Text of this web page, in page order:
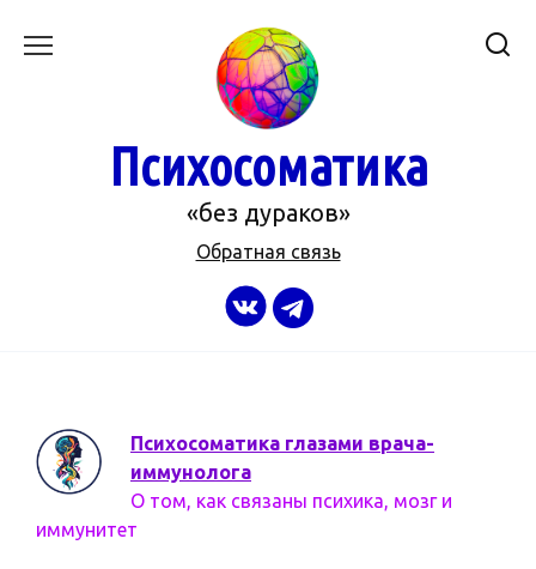
Психосоматика
«без дураков»
Обратная связь
Психосоматика глазами врача-
иммунолога
О том, как связаны психика, мозг и
иммунитет